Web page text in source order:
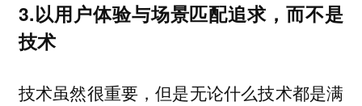
3.以用户体验与场景匹配追求，而不是
技术
技术虽然很重要，但是无论什么技术都是满